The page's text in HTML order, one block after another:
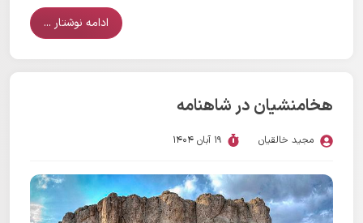
ادامه نوشتار ...
هخامنشیان در شاهنامه
مجید خالقیان 19 آبان 1404